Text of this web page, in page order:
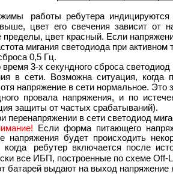
работы ребутера
цвет его свечения зависит от
пределы, цвет красный. Если
мигания светодиода при
0,5 Гц.
время 3-х секундного сброса светодиод
в сети. Возможна ситуация, когда
напряжение в сети нормальное.
провала напряжения, и по
защиты от частых срабатываний).
перенапряжении в сети светодиод
Если форма питающего
напряжения будет происходить
ребутер включается после
все ИБП, построенные по схеме Off-
батарей выдают на выход